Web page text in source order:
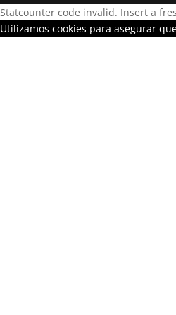
Statcounter code invalid. Insert a
Utilizamos cookies para asegurar